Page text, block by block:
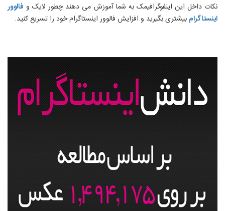
نکات داخل این اینفوگرافیمک به شما آموزش می دهند چطور لایک و فالوور
اینستاگرام بیشتری بگیرید و افزایش فالوور اینستاگرام خود را تسریع کنید.